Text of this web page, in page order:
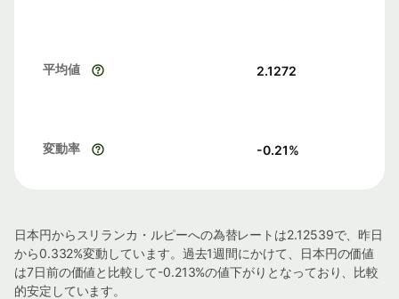
平均値 2.1272
変動率 -0.21%
日本円からスリランカ・ルピーへの為替レートは2.12539で、昨日
から0.332%変動しています。過去1週間にかけて、日本円の価値
は7日前の価値と比較して-0.213%の値下がりとなっており、比較
的安定しています。